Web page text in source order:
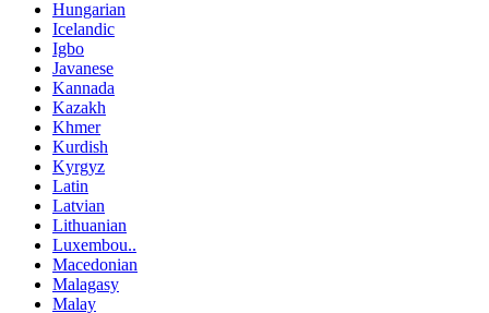
Hungarian
Icelandic
Igbo
Javanese
Kannada
Kazakh
Khmer
Kurdish
Kyrgyz
Latin
Latvian
Lithuanian
Luxembou..
Macedonian
Malagasy
Malay